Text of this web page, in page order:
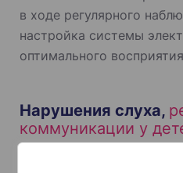
в ходе регулярного
настройка системы
оптимального
Нарушения слуха,
коммуникации у